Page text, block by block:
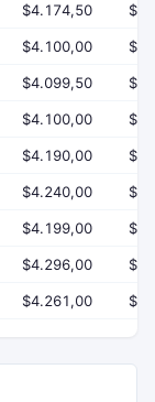
$4.174,50
$4.100,00
$4.099,50
$4.100,00
$4.190,00
$4.240,00
$4.199,00
$4.296,00
$4.261,00